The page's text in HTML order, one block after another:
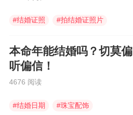
#结婚证照 #拍结婚证照片
本命年能结婚吗？切莫偏
听偏信！
4676 阅读
#结婚日期 #珠宝配饰